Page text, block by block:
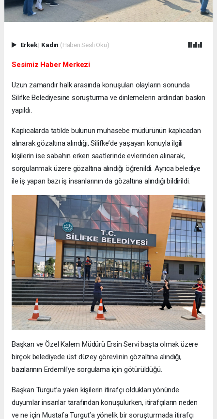
Erkek| Kadın (Haberi Sesli Oku)
Sesimiz Haber Merkezi
Uzun zamandır halk arasında konuşulan olayların sonunda
Silifke Belediyesine soruşturma ve dinlemelerin ardından baskın
yapıldı.
Kaplıcalarda tatilde bulunun muhasebe müdürünün kaplıcadan
alınarak gözaltına alındığı, Silifke’de yaşayan konuyla ilgili
kişilerin ise sabahın erken saatlerinde evlerinden alınarak,
sorgulanmak üzere gözaltına alındığı öğrenildi. Ayrıca belediye
ile iş yapan bazı iş insanlarının da gözaltına alındığı bildirildi.
Başkan ve Özel Kalem Müdürü Ersin Servi başta olmak üzere
birçok belediyede üst düzey görevlinin gözaltına alındığı,
bazılarının Erdemli’ye sorgulama için götürüldüğü.
Başkan Turgut’a yakın kişilerin itirafçı oldukları yönünde
duyumlar insanlar tarafından konuşulurken, itirafçıların neden
ve ne için Mustafa Turgut’a yönelik bir soruşturmada itirafçı